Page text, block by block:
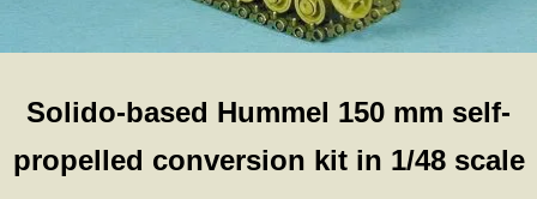
Solido-based Hummel 150 mm self-
propelled conversion kit in 1/48 scale